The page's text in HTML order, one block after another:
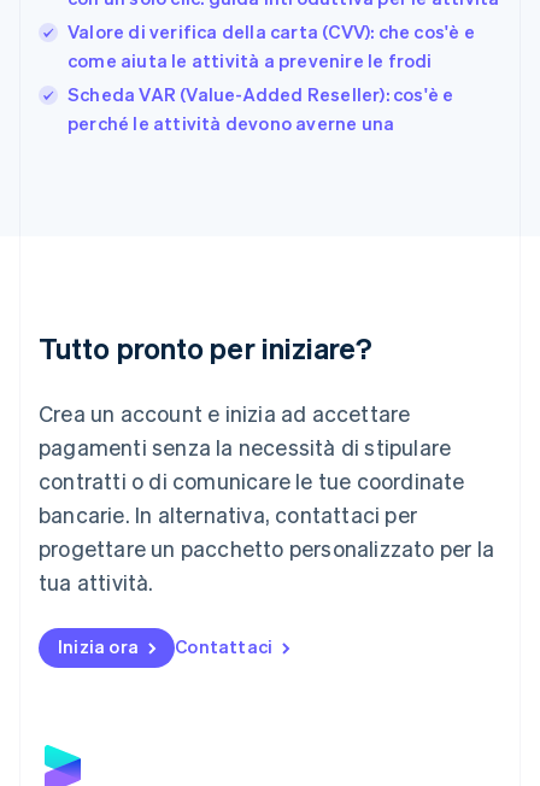
Valore di verifica della carta (CVV): che cos'è e
come aiuta le attività a prevenire le frodi
Scheda VAR (Value-Added Reseller): cos'è e
perché le attività devono averne una
Tutto pronto per iniziare?
Crea un account e inizia ad accettare
pagamenti senza la necessità di stipulare
contratti o di comunicare le tue coordinate
bancarie. In alternativa, contattaci per
progettare un pacchetto personalizzato per la
tua attività.
Inizia ora Contattaci
English
Grecia
English
India
Lituania
Lussemburgo
Deutsch English
Malaysia
English 简体中文
Malta
Messico
EspañolEnglish
English
Nuova Zelanda
Polonia
English